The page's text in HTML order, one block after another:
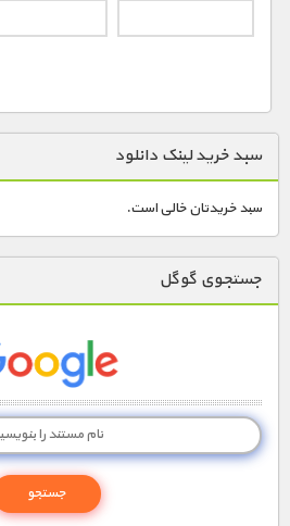
سبد خرید لینک دانلود
سبد خریدتان خالی است.
جستجوی گوگل